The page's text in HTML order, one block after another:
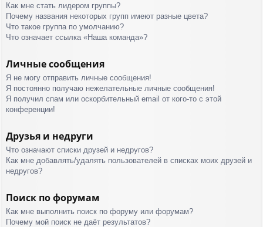
Как мне стать лидером группы?
Почему названия некоторых групп имеют разные цвета?
Что такое группа по умолчанию?
Что означает ссылка «Наша команда»?
Личные сообщения
Я не могу отправить личные сообщения!
Я постоянно получаю нежелательные личные сообщения!
Я получил спам или оскорбительный email от кого-то с этой
конференции!
Друзья и недруги
Что означают списки друзей и недругов?
Как мне добавлять/удалять пользователей в списках моих друзей и
недругов?
Поиск по форумам
Как мне выполнить поиск по форуму или форумам?
Почему мой поиск не даёт результатов?